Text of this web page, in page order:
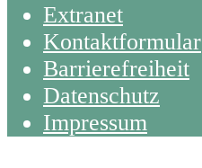
Extranet
Kontaktformular
Barrierefreiheit
Datenschutz
Impressum